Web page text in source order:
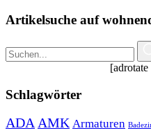
Artikelsuche auf
Schlagwörter
ADA AMK Armaturen